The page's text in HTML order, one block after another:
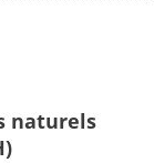
naturels